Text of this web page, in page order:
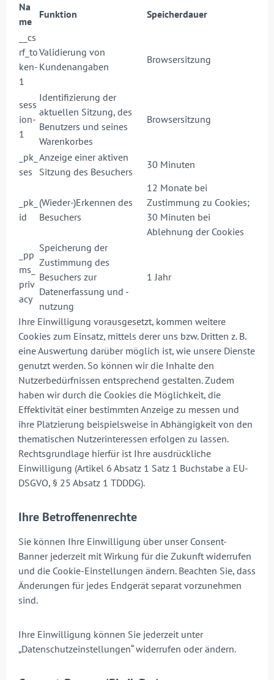
Na
me
Funktion
Speicherdauer
__cs
rf_to
ken-
1
Validierung von
Kundenangaben
Browsersitzung
sess
ion-
1
Identifizierung der
aktuellen Sitzung, des
Benutzers und seines
Warenkorbes
Browsersitzung
_pk_
ses
Anzeige einer aktiven
Sitzung des Besuchers
30 Minuten
_pk_
id
(Wieder-)Erkennen des
Besuchers
12 Monate bei
Zustimmung zu Cookies;
30 Minuten bei
Ablehnung der Cookies
_pp
ms_
priv
acy
Speicherung der
Zustimmung des
Besuchers zur
Datenerfassung und -
nutzung
1 Jahr
Ihre Einwilligung vorausgesetzt, kommen weitere
Cookies zum Einsatz, mittels derer uns bzw. Dritten z. B.
eine Auswertung darüber möglich ist, wie unsere Dienste
genutzt werden. So können wir die Inhalte den
Nutzerbedürfnissen entsprechend gestalten. Zudem
haben wir durch die Cookies die Möglichkeit, die
Effektivität einer bestimmten Anzeige zu messen und
ihre Platzierung beispielsweise in Abhängigkeit von den
thematischen Nutzerinteressen erfolgen zu lassen.
Rechtsgrundlage hierfür ist Ihre ausdrückliche
Einwilligung (Artikel 6 Absatz 1 Satz 1 Buchstabe a EU-
DSGVO, § 25 Absatz 1 TDDDG).
Ihre Betroffenenrechte
Sie können Ihre Einwilligung über unser Consent-
Banner jederzeit mit Wirkung für die Zukunft widerrufen
und die Cookie-Einstellungen ändern. Beachten Sie, dass
Änderungen für jedes Endgerät separat vorzunehmen
sind.
Ihre Einwilligung können Sie jederzeit unter
„Datenschutzeinstellungen“ widerrufen oder ändern.